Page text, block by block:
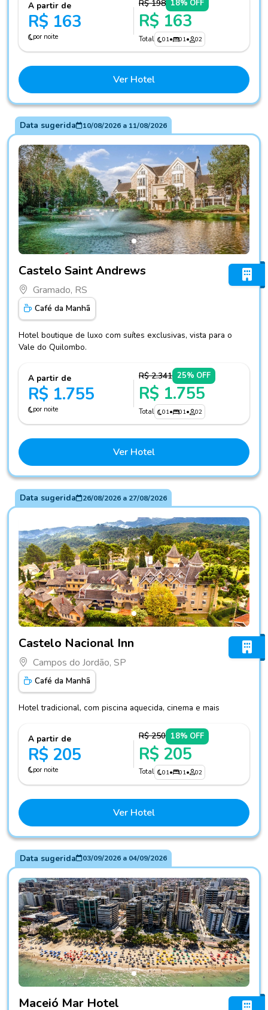
A partir de
R$ 163
por noite
R$ 198 18% OFF
R$ 163
Total 01• 01• 02
Ver Hotel
Data sugerida 10/08/2026a 11/08/2026
Castelo Saint Andrews
Gramado, RS
Café da Manhã
Hotel boutique de luxo com suítes exclusivas, vista para o
Vale do Quilombo.
A partir de
R$ 1.755
por noite
R$ 2.341 25% OFF
R$ 1.755
Total 01• 01• 02
Ver Hotel
Data sugerida 26/08/2026a 27/08/2026
Castelo Nacional Inn
Campos do Jordão, SP
Café da Manhã
Hotel tradicional, com piscina aquecida, cinema e mais
A partir de
R$ 205
por noite
R$ 250 18% OFF
R$ 205
Total 01• 01• 02
Ver Hotel
Data sugerida 03/09/2026a 04/09/2026
Maceió Mar Hotel